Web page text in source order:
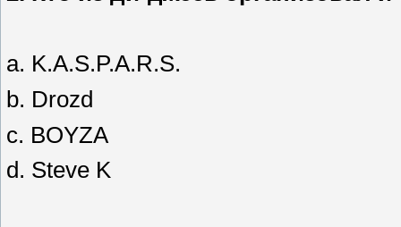
a. K.A.S.P.A.R.S.
b. Drozd
c. BOYZA
d. Steve K